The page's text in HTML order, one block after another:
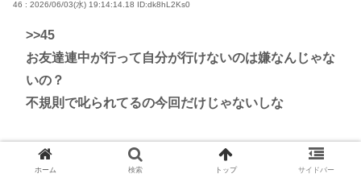
46 : 2026/06/03(水) 19:14:14.18 ID:dk8hL2Ks0
>>45
お友達連中が行って自分が行けないのは嫌なんじゃな
いの？
不規則で叱られてるの今回だけじゃないしな
47 : 2026/06/03(水) 19:15:33.31ID:yadYBxu70
ホーム 検索 トップ サイドバー